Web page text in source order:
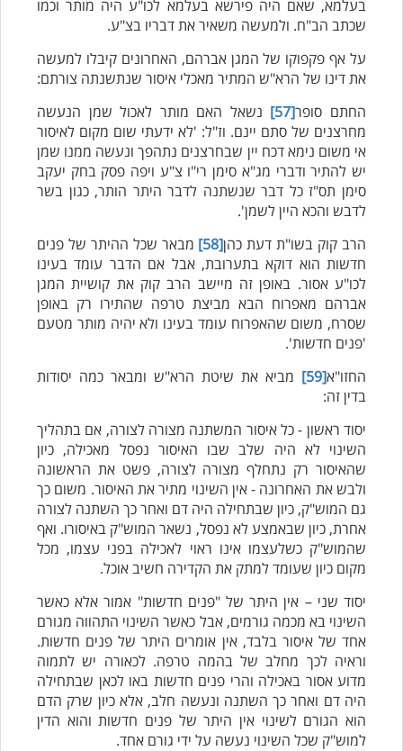
בעלמא, שאם היה פירשא בעלמא לכו"ע היה מותר וכמו
שכתב הב"ח. ולמעשה משאיר את דבריו בצ"ע.
על אף פקפוקו של המגן אברהם, האחרונים קיבלו למעשה
את דינו של הרא"ש המתיר מאכלי איסור שנתשנתה צורתם:
החתם סופר[57]
נשאל האם מותר לאכול שמן הנעשה
מחרצנים של סתם יינם. וז"ל: 'לא ידעתי שום מקום לאיסור
אי משום נימא דכח יין שבחרצנים נתהפך ונעשה ממנו שמן
יש להתיר ודברי מג"א סימן רי"ו צ"ע ויפה פסק בחק יעקב
סימן תס"ז כל דבר שנשתנה לדבר היתר הותר, כגון בשר
לדבש והכא היין לשמן'.
הרב קוק בשו"ת דעת כהן[58]
מבאר שכל ההיתר של פנים
חדשות הוא דוקא בתערובת, אבל אם הדבר עומד בעינו
לכו"ע אסור. באופן זה מיישב הרב קוק את קושיית המגן
אברהם מאפרוח הבא מביצת טרפה שהתירו רק באופן
שסרח, משום שהאפרוח עומד בעינו ולא יהיה מותר מטעם
'פנים חדשות'.
החזו"א[59]
מביא את שיטת הרא"ש ומבאר כמה יסודות
בדין זה:
יסוד ראשון - כל איסור המשתנה מצורה לצורה, אם בתהליך
השינוי לא היה שלב שבו האיסור נפסל מאכילה, כיון
שהאיסור רק נתחלף מצורה לצורה, פשט את הראשונה
ולבש את האחרונה - אין השינוי מתיר את האיסור. משום כך
גם המוש"ק, כיון שבתחילה היה דם ואחר כך השתנה לצורה
אחרת, כיון שבאמצע לא נפסל, נשאר המוש"ק באיסורו. ואף
שהמוש"ק כשלעצמו אינו ראוי לאכילה בפני עצמו, מכל
מקום כיון שעומד למתק את הקדירה חשיב אוכל.
יסוד שני – אין היתר של "פנים חדשות" אמור אלא כאשר
השינוי בא מכמה גורמים, אבל כאשר השינוי התהווה מגורם
אחד של איסור בלבד, אין אומרים היתר של פנים חדשות.
וראיה לכך מחלב של בהמה טרפה. לכאורה יש לתמוה
מדוע אסור באכילה והרי פנים חדשות באו לכאן שבתחילה
היה דם ואחר כך השתנה ונעשה חלב, אלא כיון שרק הדם
הוא הגורם לשינוי אין היתר של פנים חדשות והוא הדין
למוש"ק שכל השינוי נעשה על ידי גורם אחד.